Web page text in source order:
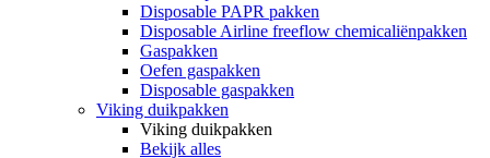
Disposable PAPR pakken
Disposable Airline freeflow chemicaliënpakken
Gaspakken
Oefen gaspakken
Disposable gaspakken
Viking duikpakken
Viking duikpakken
Bekijk alles